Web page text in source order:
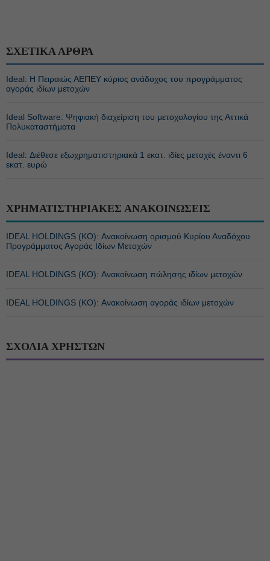
ΣΧΕΤΙΚΑ ΑΡΘΡΑ
Ideal: Η Πειραιώς ΑΕΠΕΥ κύριος ανάδοχος του προγράμματος
αγοράς ιδίων μετοχών
Ideal Software: Ψηφιακή διαχείριση του μετοχολογίου της Αττικά
Πολυκαταστήματα
Ideal: Διέθεσε εξωχρηματιστηριακά 1 εκατ. ιδίες μετοχές έναντι 6
εκατ. ευρώ
ΧΡΗΜΑΤΙΣΤΗΡΙΑΚΕΣ ΑΝΑΚΟΙΝΩΣΕΙΣ
IDEAL HOLDINGS (ΚΟ): Ανακοίνωση ορισμού Κυρίου Αναδόχου
Προγράμματος Αγοράς Ιδίων Μετοχών
IDEAL HOLDINGS (ΚΟ): Ανακοίνωση πώλησης ιδίων μετοχών
IDEAL HOLDINGS (ΚΟ): Ανακοίνωση αγοράς ιδίων μετοχών
ΣΧΟΛΙΑ ΧΡΗΣΤΩΝ